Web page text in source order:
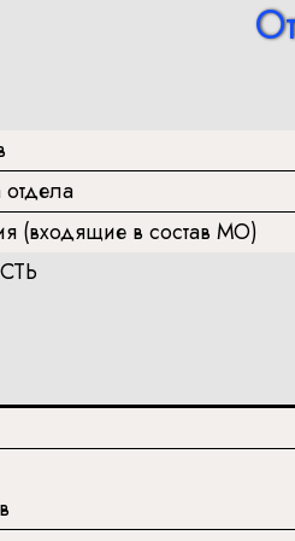
отдела
(входящие в состав МО)